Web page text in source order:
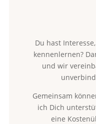
Du hast
kennenlernen?
und wir
Gemeinsam
ich Dich
eine